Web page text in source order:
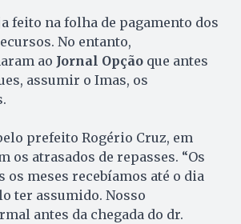
feito na folha de pagamento dos
No entanto,
ao Jornal Opçãoque antes
assumir o Imas, os
prefeito Rogério Cruz, em
os atrasados de repasses. “Os
meses recebíamos até o dia
ter assumido. Nosso
antes da chegada do dr.